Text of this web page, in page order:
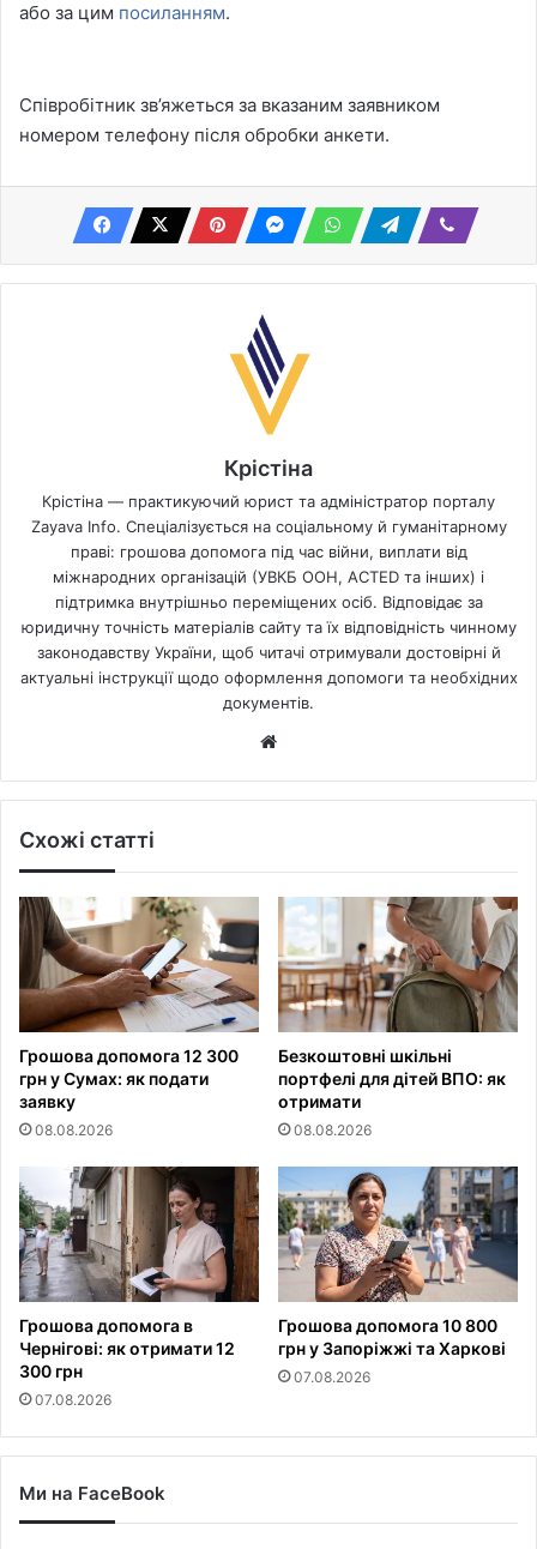
або за цим посиланням.
Співробітник зв’яжеться за вказаним заявником
номером телефону після обробки анкети.
Крістіна
Крістіна — практикуючий юрист та адміністратор порталу
Zayava Info. Спеціалізується на соціальному й гуманітарному
праві: грошова допомога під час війни, виплати від
міжнародних організацій (УВКБ ООН, ACTED та інших) і
підтримка внутрішньо переміщених осіб. Відповідає за
юридичну точність матеріалів сайту та їх відповідність чинному
законодавству України, щоб читачі отримували достовірні й
актуальні інструкції щодо оформлення допомоги та необхідних
документів.
Схожі статті
Грошова допомога 12 300
грн у Сумах: як подати
заявку
08.08.2026
Безкоштовні шкільні
портфелі для дітей ВПО: як
отримати
08.08.2026
Грошова допомога в
Чернігові: як отримати 12
300 грн
07.08.2026
Грошова допомога 10 800
грн у Запоріжжі та Харкові
07.08.2026
Ми на FaceBook